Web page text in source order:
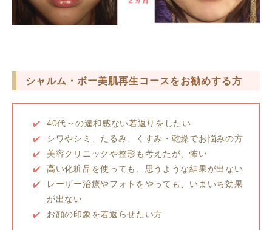
シャルム・ボー美肌再生コースをお勧めする方
40代～の違和感ない若返りをしたい
シワやシミ、たるみ、くすみ・乾燥でお悩みの方
美容クリニックや整形も考えたが、怖い
高い化粧品を使っても、思うような結果が出ない
レーザー治療やフォトをやっても、いまいち効果
が出ない
お顔の印象を若返らせたい方